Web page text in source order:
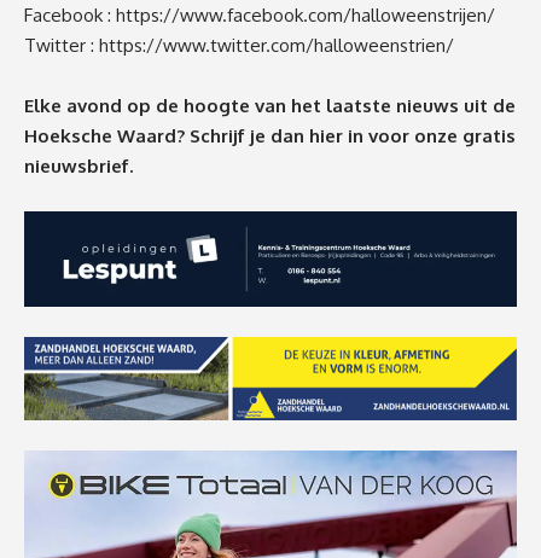
Facebook : https://www.facebook.com/halloweenstrijen/
Twitter : https://www.twitter.com/halloweenstrien/
Elke avond op de hoogte van het laatste nieuws uit de
Hoeksche Waard? Schrijf je dan hier in voor onze gratis
nieuwsbrief.